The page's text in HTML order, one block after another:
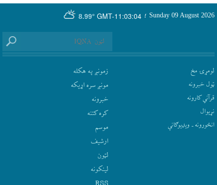
GMT-11:03:04
8.99° Sunday 09 August 2026 ؛
لومړۍ مخ
ټول خبرونه
قرآني کارونه
نړيوال
انځورونه ـ ویډیوګانې
زمونږ په هکله
مونږ سره اړيکه
‫خبرونه
کره کتنه
موسم
ارشيف
لټون
لينکونه